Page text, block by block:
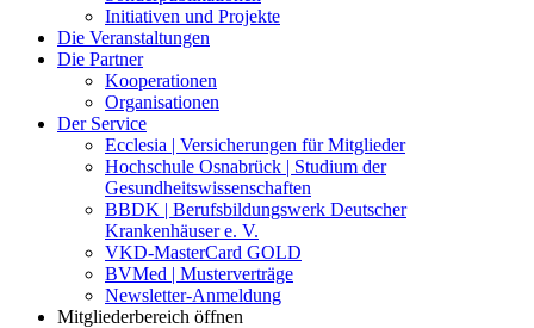
Initiativen und Projekte
Die Veranstaltungen
Die Partner
Kooperationen
Organisationen
Der Service
Ecclesia | Versicherungen für Mitglieder
Hochschule Osnabrück | Studium der
Gesundheitswissenschaften
BBDK | Berufsbildungswerk Deutscher
Krankenhäuser e. V.
VKD-MasterCard GOLD
BVMed | Musterverträge
Newsletter-Anmeldung
Mitgliederbereich öffnen